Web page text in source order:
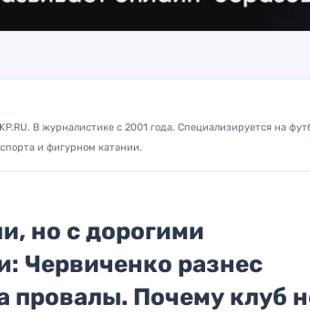
В журналистике с 2001 года. Специализируется на
и фигурном катании.
но с дорогими
Червиченко разнес
провалы. Почему клуб